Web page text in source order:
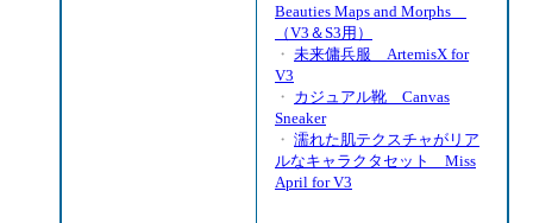
Beauties Maps and Morphs
（V3＆S3用）
・ 未来傭兵服 ArtemisX for
V3
・ カジュアル靴 Canvas
Sneaker
・ 濡れた肌テクスチャがリア
ルなキャラクタセット Miss
April for V3